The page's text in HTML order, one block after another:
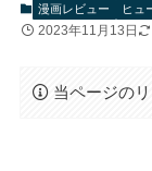
漫画レビュー ヒュ
2023年11月13日
当ページの